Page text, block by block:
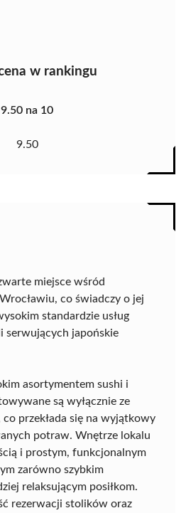
w rankingu
9.50 na 10
9.50
miejsce wśród
co świadczy o jej
standardzie usług
serwujących japońskie
asortymentem sushi i
są wyłącznie ze
przekłada się na wyjątkowy
potraw. Wnętrze lokalu
i prostym, funkcjonalnym
zarówno szybkim
relaksującym posiłkom.
rezerwacji stolików oraz